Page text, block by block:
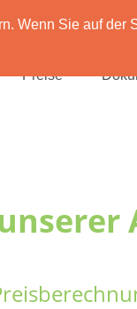
Wenn Sie auf der
Preise